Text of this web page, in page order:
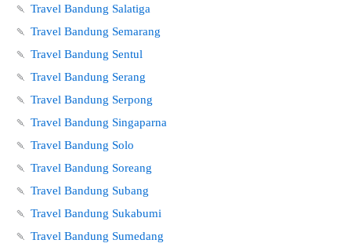
🍡 Travel Bandung Salatiga
🍡 Travel Bandung Semarang
🍡 Travel Bandung Sentul
🍡 Travel Bandung Serang
🍡 Travel Bandung Serpong
🍡 Travel Bandung Singaparna
🍡 Travel Bandung Solo
🍡 Travel Bandung Soreang
🍡 Travel Bandung Subang
🍡 Travel Bandung Sukabumi
🍡 Travel Bandung Sumedang